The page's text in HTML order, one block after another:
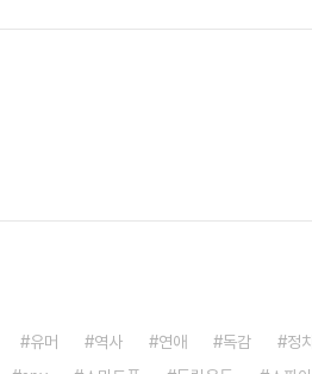
생의 가장 비참한 바닦을 의미하는지 이..
유머 역사 연애 독감 정치